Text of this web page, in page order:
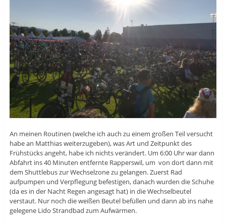
An meinen Routinen (welche ich auch zu einem großen Teil versucht
habe an Matthias weiterzugeben), was Art und Zeitpunkt des
Frühstücks angeht, habe ich nichts verändert. Um 6:00 Uhr war dann
Abfahrt ins 40 Minuten entfernte Rapperswil, um von dort dann mit
dem Shuttlebus zur Wechselzone zu gelangen. Zuerst Rad
aufpumpen und Verpflegung befestigen, danach wurden die Schuhe
(da es in der Nacht Regen angesagt hat) in die Wechselbeutel
verstaut. Nur noch die weißen Beutel befüllen und dann ab ins nahe
gelegene Lido Strandbad zum Aufwärmen.